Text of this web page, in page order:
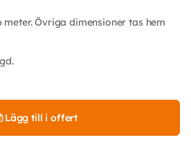
Övriga dimensioner tas hem
Lägg till i offert